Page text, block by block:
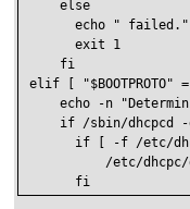
     else
       echo " failed."
       exit 1
     fi
elif [
echo -n
if /sbin/dhcpcd
if [ -f /etc/
/etc/
       fi